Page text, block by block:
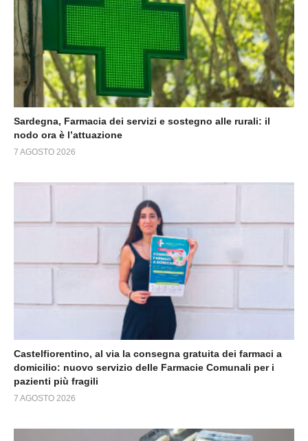
Sardegna, Farmacia dei servizi e sostegno alle rurali: il
nodo ora è l’attuazione
7 AGOSTO 2026
Castelfiorentino, al via la consegna gratuita dei farmaci a
domicilio: nuovo servizio delle Farmacie Comunali per i
pazienti più fragili
7 AGOSTO 2026